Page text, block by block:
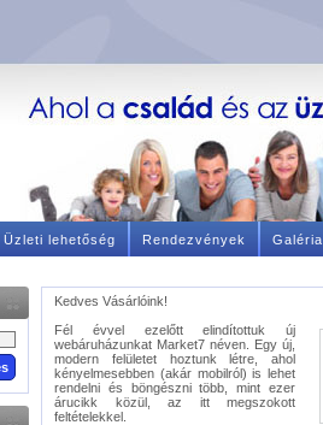
Üzleti lehetőség Rendezvények Galéria
Kedves Vásárlóink!
Fél évvel ezelőtt elindítottuk új
webáruházunkat Market7 néven. Egy új,
modern felületet hoztunk létre, ahol
kényelmesebben (akár mobilról) is lehet
rendelni és böngészni több, mint ezer
árucikk közül, az itt megszokott
feltételekkel.